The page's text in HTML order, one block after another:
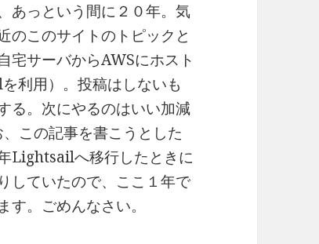
あっという間に２０年。気
のこのサイトのトピックと
宅サーバからAWSにホスト
利用）。投稿はしないも
る。次にやるのはいい加減
この記事を書こうとした
Lightsailへ移行したときに
していたので、ここ１年で
。ごめんなさい。